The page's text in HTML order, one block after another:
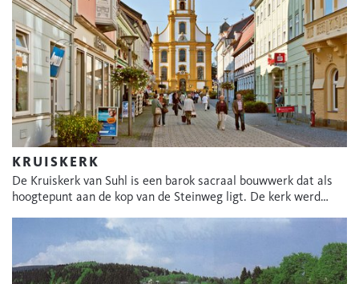
KRUISKERK
De Kruiskerk van Suhl is een barok sacraal bouwwerk dat als
hoogtepunt aan de kop van de Steinweg ligt. De kerk werd…